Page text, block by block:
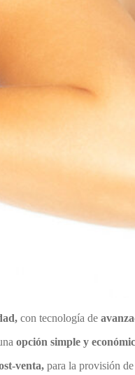
con tecnología de
opción simple y
venta, para la provisión